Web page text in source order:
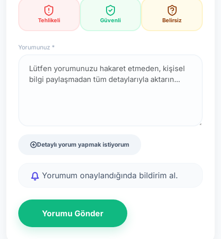
güncellenir.
Tehlikeli Güvenli Belirsiz
Yorumunuz *
Detaylı yorum yapmak istiyorum
Yorumum onaylandığında bildirim al.
Yorumu Gönder